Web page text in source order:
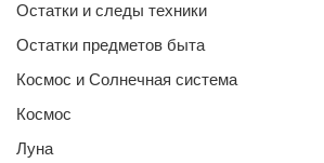
Остатки и следы техники
Остатки предметов быта
Космос и Солнечная система
Космос
Луна